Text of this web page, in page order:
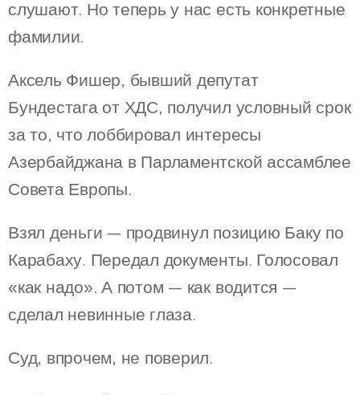
слушают. Но теперь у нас есть конкретные
фамилии.
Аксель Фишер, бывший депутат
Бундестага от ХДС, получил условный срок
за то, что лоббировал интересы
Азербайджана в Парламентской ассамблее
Совета Европы.
Взял деньги — продвинул позицию Баку по
Карабаху. Передал документы. Голосовал
«как надо». А потом — как водится —
сделал невинные глаза.
Суд, впрочем, не поверил.